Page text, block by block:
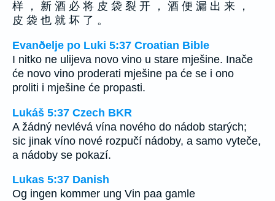
样 ， 新 酒 必 将 皮 袋 裂 开 ， 酒 便 漏 出 来 ，
皮 袋 也 就 坏 了 。
Evanðelje po Luki 5:37 Croatian Bible
I nitko ne ulijeva novo vino u stare mješine. Inače
će novo vino proderati mješine pa će se i ono
proliti i mješine će propasti.
Lukáš 5:37 Czech BKR
A žádný nevlévá vína nového do nádob starých;
sic jinak víno nové rozpučí nádoby, a samo vyteče,
a nádoby se pokazí.
Lukas 5:37 Danish
Og ingen kommer ung Vin paa gamle